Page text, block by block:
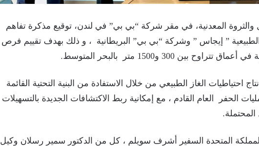
والثروة المعدنية، في مقر شركة “بي بي” في لندن، توقيع مذكرة تفاهم
” إيجاس ” وشركة “بي بي” البريطانية ، و ذلك بهدف تقييم فرص
300 و1500 متر بالبحر المتوسط.
احتياطيات الغاز الطبيعي من خلال الاستفادة من البنية التحتية القائمة
الحفر العام القادم ، مع إمكانية ربط الاكتشافات الجديدة بالتسهيلات
المحتملة.
المتحدة السفير أشرف سويلم ، كل من الدكتور سمير رسلان وكيل